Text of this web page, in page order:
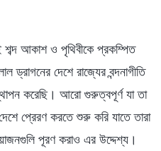
আকাশ ও পৃথিবীকে প্রকম্পিত
দেশে রাজ্যের বন্দনাগীতি
করেছি। আরো গুরুত্বপূর্ণ যা তা
প্রেরণ করতে শুরু করি যাতে তারা
পূরণ করাও এর উদ্দেশ্য।